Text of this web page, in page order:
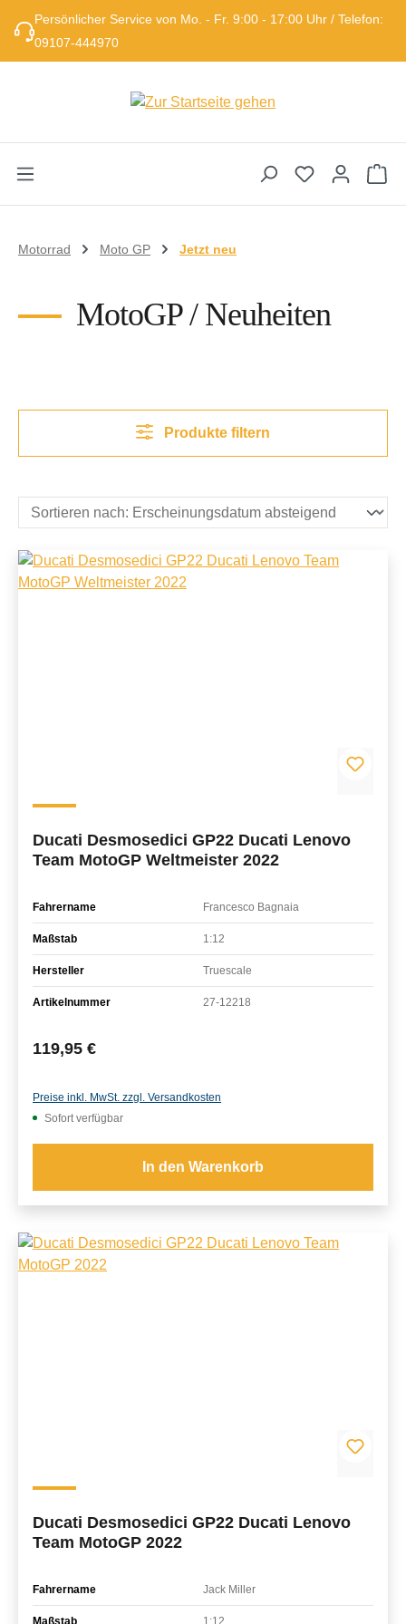
Zum Hauptinhalt springen
Persönlicher Service von Mo. - Fr. 9:00 - 17:00 Uhr / Telefon:
09107-444970
Motorrad Moto GP Jetzt neu
MotoGP / Neuheiten
Produkte filtern
Ducati Desmosedici GP22 Ducati Lenovo
Team MotoGP Weltmeister 2022
Fahrername Francesco Bagnaia
Maßstab 1:12
Hersteller Truescale
Artikelnummer 27-12218
Regulärer Preis:
119,95 €
Preise inkl. MwSt. zzgl. Versandkosten
Sofort verfügbar
In den Warenkorb
Ducati Desmosedici GP22 Ducati Lenovo
Team MotoGP 2022
Fahrername Jack Miller
Maßstab 1:12